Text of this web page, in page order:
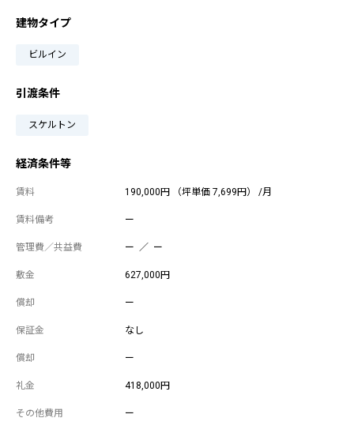
建物タイプ
ビルイン
引渡条件
スケルトン
経済条件等
賃料 190,000円 （坪単価 7,699円） /月
賃料備考 ー
管理費／共益費 ー ／ ー
敷金 627,000円
償却 ー
保証金 なし
償却 ー
礼金 418,000円
その他費用 ー